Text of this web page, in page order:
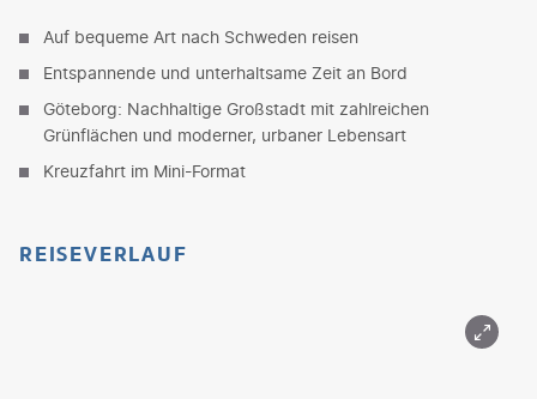
Auf bequeme Art nach Schweden reisen
Entspannende und unterhaltsame Zeit an Bord
Göteborg: Nachhaltige Großstadt mit zahlreichen
Grünflächen und moderner, urbaner Lebensart
Kreuzfahrt im Mini-Format
REISEVERLAUF